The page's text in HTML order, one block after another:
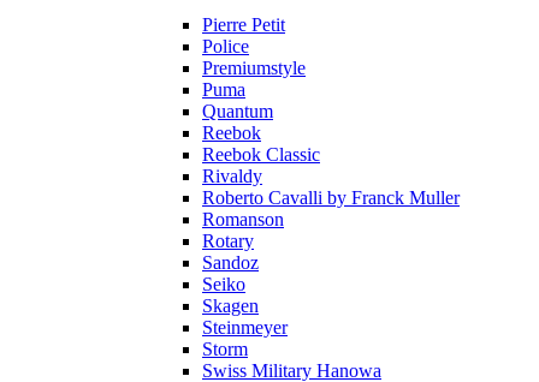
Pierre Petit
Police
Premiumstyle
Puma
Quantum
Reebok
Reebok Classic
Rivaldy
Roberto Cavalli by Franck Muller
Romanson
Rotary
Sandoz
Seiko
Skagen
Steinmeyer
Storm
Swiss Military Hanowa